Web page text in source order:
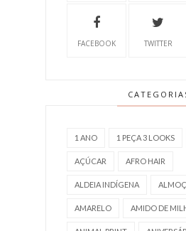
FACEBOOK TWITTER
1 ANO 1 PEÇA 3 LOOKS
AÇÚCAR AFRO HAIR
ALDEIA INDÍGENA
AMARELO AMIDO DE